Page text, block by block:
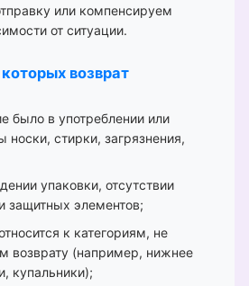
или компенсируем
от ситуации.
возврат
было в употреблении или
носки, стирки, загрязнения,
упаковки, отсутствии
защитных элементов;
к категориям, не
возврату (например, нижнее
купальники);